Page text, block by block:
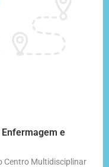
e
Centro Multidisciplinar